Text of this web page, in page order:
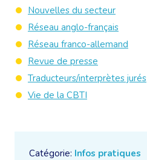
Catégorie: Infos pratiques
Nouvelles du secteur
Réseau anglo-français
Réseau franco-allemand
Revue de presse
Traducteurs/interprètes jurés
Vie de la CBTI